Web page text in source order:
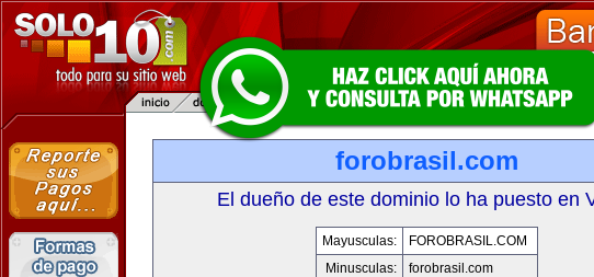
forobrasil.com
El dueño de este dominio lo ha puesto en
Mayusculas:
FOROBRASIL.COM
Minusculas:
forobrasil.com